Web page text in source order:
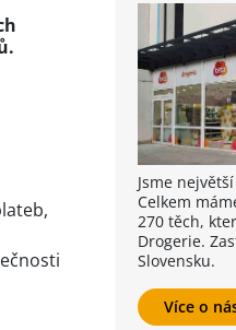
Jsme
Celkem
270 těch,
Drogerie.
Slovensku.
Více o